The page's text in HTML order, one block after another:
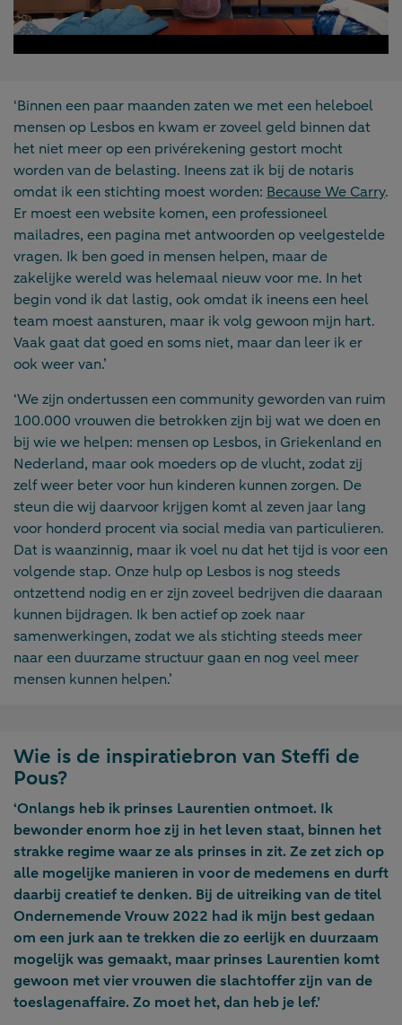
‘Binnen een paar maanden zaten we met een heleboel
mensen op Lesbos en kwam er zoveel geld binnen dat
het niet meer op een privérekening gestort mocht
worden van de belasting. Ineens zat ik bij de notaris
omdat ik een stichting moest worden: Because We Carry.
Er moest een website komen, een professioneel
mailadres, een pagina met antwoorden op veelgestelde
vragen. Ik ben goed in mensen helpen, maar de
zakelijke wereld was helemaal nieuw voor me. In het
begin vond ik dat lastig, ook omdat ik ineens een heel
team moest aansturen, maar ik volg gewoon mijn hart.
Vaak gaat dat goed en soms niet, maar dan leer ik er
ook weer van.’
‘We zijn ondertussen een community geworden van ruim
100.000 vrouwen die betrokken zijn bij wat we doen en
bij wie we helpen: mensen op Lesbos, in Griekenland en
Nederland, maar ook moeders op de vlucht, zodat zij
zelf weer beter voor hun kinderen kunnen zorgen. De
steun die wij daarvoor krijgen komt al zeven jaar lang
voor honderd procent via social media van particulieren.
Dat is waanzinnig, maar ik voel nu dat het tijd is voor een
volgende stap. Onze hulp op Lesbos is nog steeds
ontzettend nodig en er zijn zoveel bedrijven die daaraan
kunnen bijdragen. Ik ben actief op zoek naar
samenwerkingen, zodat we als stichting steeds meer
naar een duurzame structuur gaan en nog veel meer
mensen kunnen helpen.’
Wie is de inspiratiebron van Steffi de
Pous?
‘Onlangs heb ik prinses Laurentien ontmoet. Ik
bewonder enorm hoe zij in het leven staat, binnen het
strakke regime waar ze als prinses in zit. Ze zet zich op
alle mogelijke manieren in voor de medemens en durft
daarbij creatief te denken. Bij de uitreiking van de titel
Ondernemende Vrouw 2022 had ik mijn best gedaan
om een jurk aan te trekken die zo eerlijk en duurzaam
mogelijk was gemaakt, maar prinses Laurentien komt
gewoon met vier vrouwen die slachtoffer zijn van de
toeslagenaffaire. Zo moet het, dan heb je lef.’